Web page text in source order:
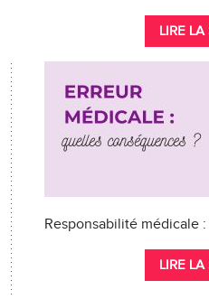
LIRE
Responsabilité médicale
LIRE